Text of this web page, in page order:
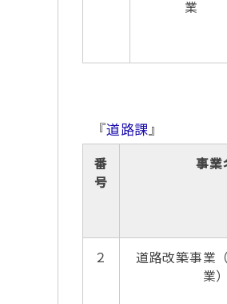
業
『道路課』
番
号
事業
２
道路改築事業
業）